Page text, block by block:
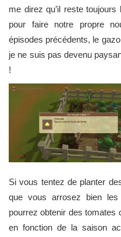
me direz qu’il reste
pour faire notre propre
épisodes précédents, le
je ne suis pas devenu
!
Si vous tentez de planter
que vous arrosez bien
pourrez obtenir des tomates
en fonction de la saison